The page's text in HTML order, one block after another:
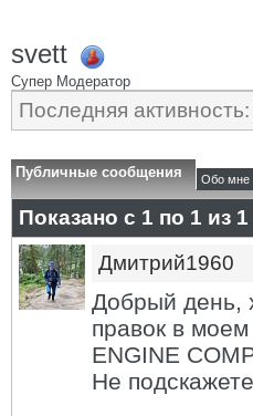
svett
Супер Модератор
Последняя активность:
Публичные сообщения Обо мне
Показано с 1 по 1 из 1
Дмитрий1960
Добрый день,
правок в
ENGINE
Не